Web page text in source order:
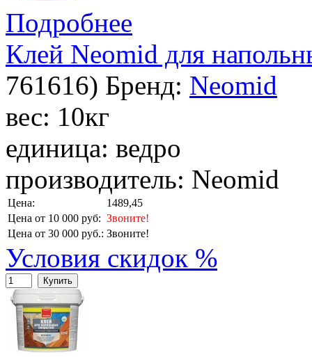
Подробнее
Клей Neomid для
761616) Бренд: Neomid
вес: 10кг
единица: ведро
производитель: Neomid
Цена:
1489,45
Цена от 10 000 руб: Звоните!
Цена от 30 000 руб.: Звоните!
Условия скидок %
Купить